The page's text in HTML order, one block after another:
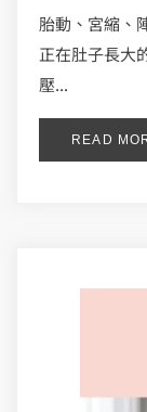
胎動、宮縮、
正在肚子長大
壓...
READ